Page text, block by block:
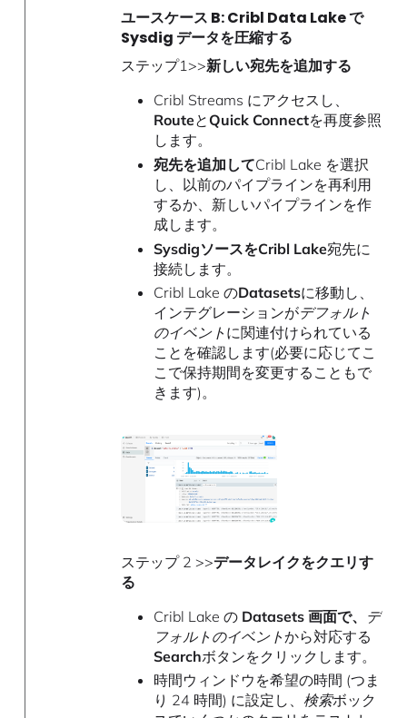
ユースケース B: Cribl Data Lake で
Sysdig データを圧縮する
ステップ1>>新しい宛先を追加する
Cribl Streams にアクセスし、
Routeと Quick Connectを再度参照
します。
宛先を追加してCribl Lake を選択
し、以前のパイプラインを再利用
するか、新しいパイプラインを作
成します。
SysdigソースをCribl Lake宛先に
接続します。
Cribl Lake のDatasetsに移動し、
インテグレーションがデフォルト
のイベント に関連付けられている
ことを確認します(必要に応じてこ
こで保持期間を変更することもで
きます)。
ステップ 2 >>データレイクをクエリす
る
Cribl Lake の Datasets 画面で、
デ
フォルトのイベントから対応する
Searchボタンをクリックします。
時間ウィンドウを希望の時間 (つま
り 24 時間) に設定し、 検索ボック